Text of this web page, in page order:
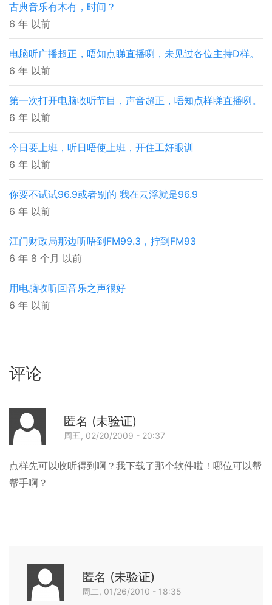
古典音乐有木有，时间？
6 年 以前
电脑听广播超正，唔知点睇直播咧，未见过各位主持D样。
6 年 以前
第一次打开电脑收听节目，声音超正，唔知点样睇直播咧。
6 年 以前
今日要上班，听日唔使上班，开住工好眼训
6 年 以前
你要不试试96.9或者别的 我在云浮就是96.9
6 年 以前
江门财政局那边听唔到FM99.3，拧到FM93
6 年 8 个月 以前
用电脑收听回音乐之声很好
6 年 以前
评论
匿名 (未验证)
周五, 02/20/2009 - 20:37
点样先可以收听得到啊？我下载了那个软件啦！哪位可以帮
帮手啊？
匿名 (未验证)
周二, 01/26/2010 - 18:35
匿